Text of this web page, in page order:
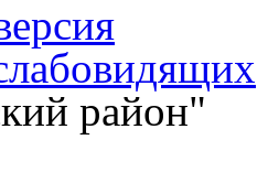
район"